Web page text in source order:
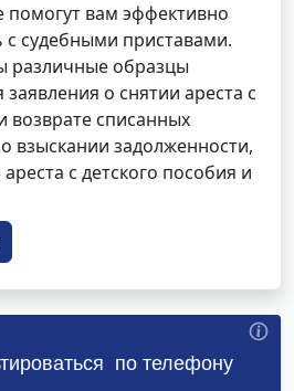
помогут вам эффективно
с судебными приставами.
различные образцы
о снятии ареста с
возврате списанных
взыскании задолженности,
с детского пособия и